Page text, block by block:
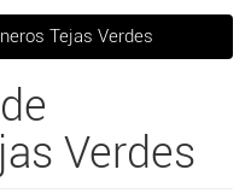
Tejas Verdes
Verdes